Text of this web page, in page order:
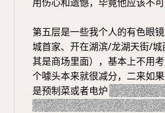
第五层是一些我个人的有色眼
城首家、开在湖滨/龙湖天街/
其是商场里面），基本上不用
个噱头本来就很减分，二来如
是预制菜或者电炉（当然你如
炉，我觉得可以尝试哈，这里